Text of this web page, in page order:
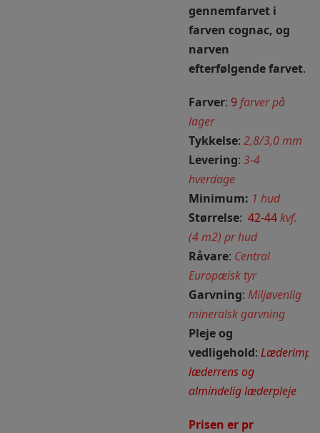
gennemfarvet i
farven cognac, og
narven
efterfølgende farvet.
Farver: 9 farver på
lager
Tykkelse: 2,8/3,0 mm
Levering: 3-4
hverdage
Minimum: 1 hud
Størrelse: 42-44kvf.
(4 m2) pr hud
Råvare: Central
Europæisk tyr
Garvning: Miljøvenlig
mineralsk garvning
Pleje og
vedligehold:
læderrens og
almindelig læderpleje
Prisen er pr